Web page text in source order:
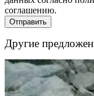
соглашению.
Другие